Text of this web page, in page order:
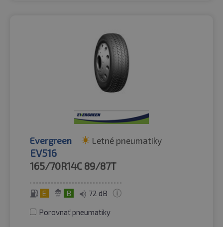
Evergreen Letné pneumatiky
EV516
165/70R14C 89/87T
E B 72 dB
Porovnať pneumatiky